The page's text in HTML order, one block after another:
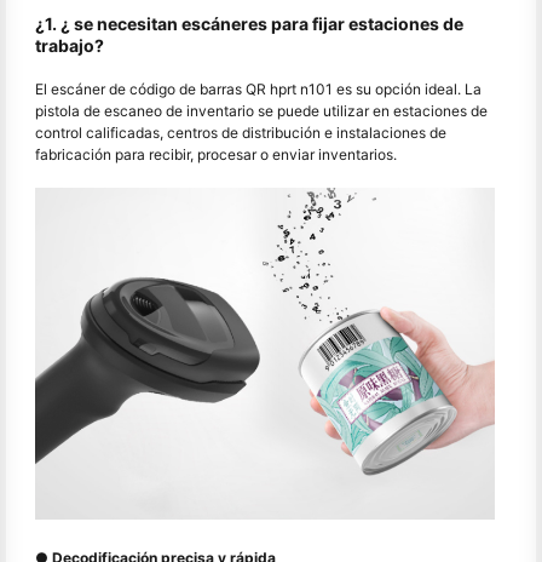
¿1. ¿ se necesitan escáneres para fijar estaciones de
trabajo?
El escáner de código de barras QR hprt n101 es su opción ideal. La
pistola de escaneo de inventario se puede utilizar en estaciones de
control calificadas, centros de distribución e instalaciones de
fabricación para recibir, procesar o enviar inventarios.
● Decodificación precisa y rápida